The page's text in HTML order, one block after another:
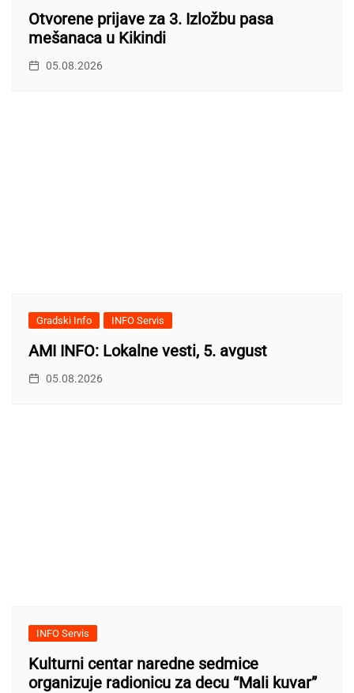
Otvorene prijave za 3. Izložbu pasa
mešanaca u Kikindi
05.08.2026
Gradski Info INFO Servis
AMI INFO: Lokalne vesti, 5. avgust
05.08.2026
INFO Servis
Kulturni centar naredne sedmice
organizuje radionicu za decu “Mali kuvar”